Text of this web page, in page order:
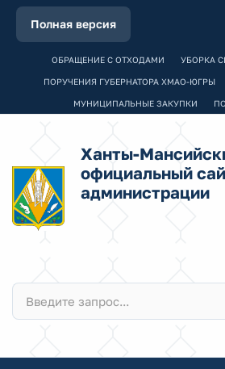
Полная версия
ОБРАЩЕНИЕ С ОТХОДАМИ УБОРКА
ПОРУЧЕНИЯ ГУБЕРНАТОРА ХМАО-ЮГРЫ
МУНИЦИПАЛЬНЫЕ ЗАКУПКИ
Ханты-
официальный
администрации